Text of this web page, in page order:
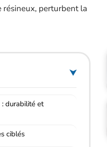
résineux, perturbent la
durabilité et
ciblés